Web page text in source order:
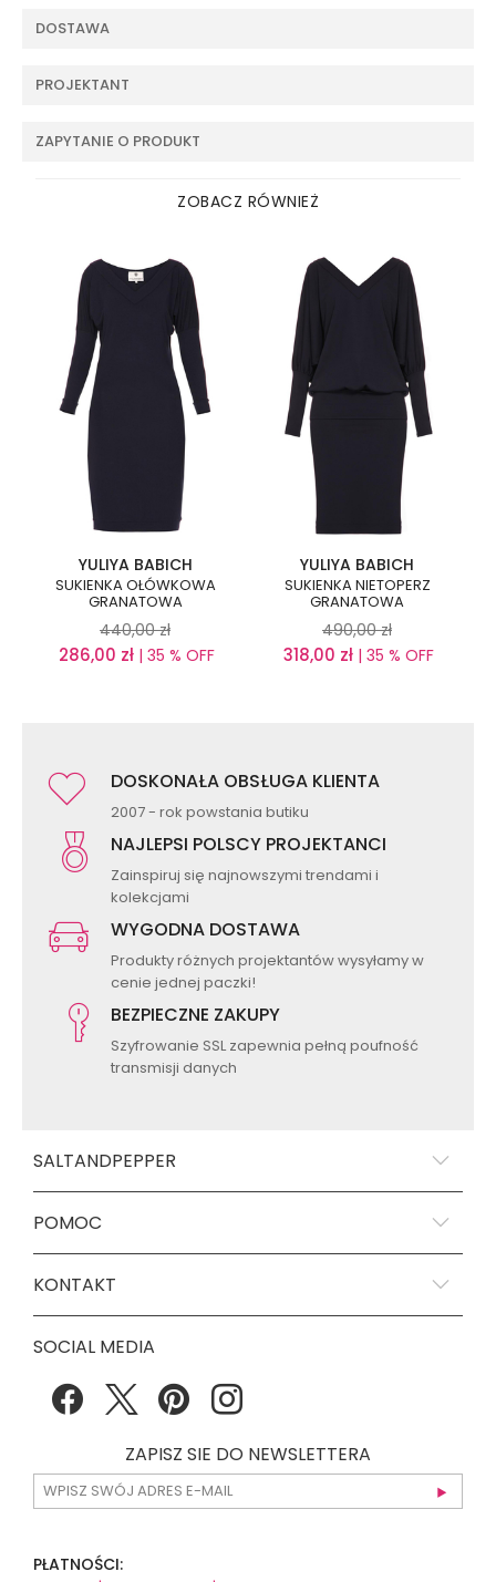
DOSTAWA
PROJEKTANT
ZAPYTANIE O PRODUKT
ZOBACZ RÓWNIEŻ
YULIYA BABICH
SUKIENKA OŁÓWKOWA
GRANATOWA
440,00 zł
286,00 zł | 35 % OFF
YULIYA BABICH
SUKIENKA NIETOPERZ
GRANATOWA
490,00 zł
318,00 zł | 35 % OFF
DOSKONAŁA OBSŁUGA KLIENTA
2007 - rok powstania butiku
NAJLEPSI POLSCY PROJEKTANCI
Zainspiruj się najnowszymi trendami i
kolekcjami
WYGODNA DOSTAWA
Produkty różnych projektantów wysyłamy w
cenie jednej paczki!
BEZPIECZNE ZAKUPY
Szyfrowanie SSL zapewnia pełną poufność
transmisji danych
SALTANDPEPPER
POMOC
KONTAKT
SOCIAL MEDIA
ZAPISZ SIE DO NEWSLETTERA
PŁATNOŚCI: